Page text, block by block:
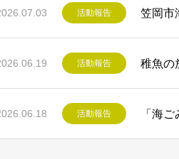
活動報告 笠岡市
活動報告 稚魚の
活動報告 「海